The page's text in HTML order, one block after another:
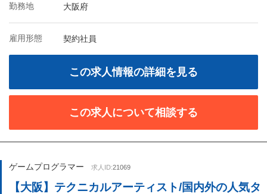
勤務地 大阪府
雇用形態 契約社員
この求人情報の詳細を見る
この求人について相談する
ゲームプログラマー 求人ID:21069
【大阪】テクニカルアーティスト/国内外の人気タ